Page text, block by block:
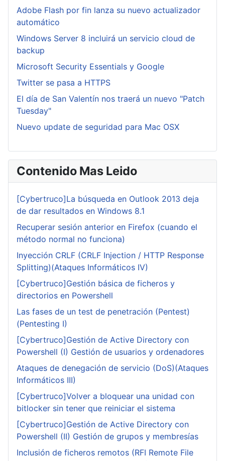
Adobe Flash por fin lanza su nuevo actualizador
automático
Windows Server 8 incluirá un servicio cloud de
backup
Microsoft Security Essentials y Google
Twitter se pasa a HTTPS
El día de San Valentín nos traerá un nuevo "Patch
Tuesday"
Nuevo update de seguridad para Mac OSX
Contenido Mas Leido
[Cybertruco]La búsqueda en Outlook 2013 deja
de dar resultados en Windows 8.1
Recuperar sesión anterior en Firefox (cuando el
método normal no funciona)
Inyección CRLF (CRLF Injection / HTTP Response
Splitting)(Ataques Informáticos IV)
[Cybertruco]Gestión básica de ficheros y
directorios en Powershell
Las fases de un test de penetración (Pentest)
(Pentesting I)
[Cybertruco]Gestión de Active Directory con
Powershell (I) Gestión de usuarios y ordenadores
Ataques de denegación de servicio (DoS)(Ataques
Informáticos III)
[Cybertruco]Volver a bloquear una unidad con
bitlocker sin tener que reiniciar el sistema
[Cybertruco]Gestión de Active Directory con
Powershell (II) Gestión de grupos y membresías
Inclusión de ficheros remotos (RFI Remote File